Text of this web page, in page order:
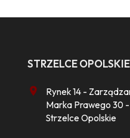
STRZELCE OPOLSKIE
Rynek 14 -
Marka Prawego 30
Strzelce Opolskie